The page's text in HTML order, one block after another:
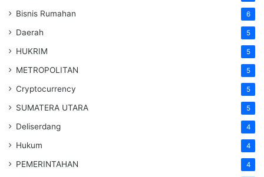
Bisnis Rumahan 6
Daerah 5
HUKRIM 5
METROPOLITAN 5
Cryptocurrency 5
SUMATERA UTARA 5
Deliserdang 4
Hukum 4
PEMERINTAHAN 4